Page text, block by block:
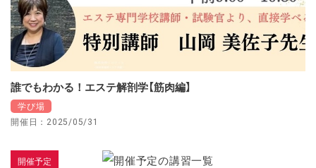
誰でもわかる！エステ解剖学【筋肉編】
学び場
開催日：2025/05/31
開催予定